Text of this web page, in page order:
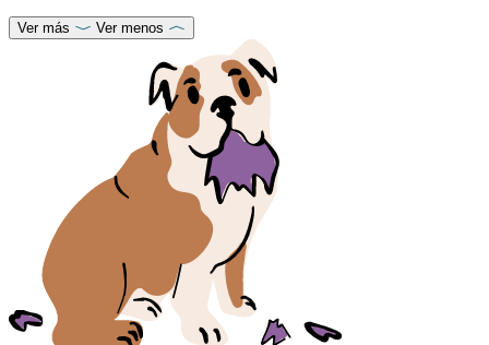
Ver más Ver menos